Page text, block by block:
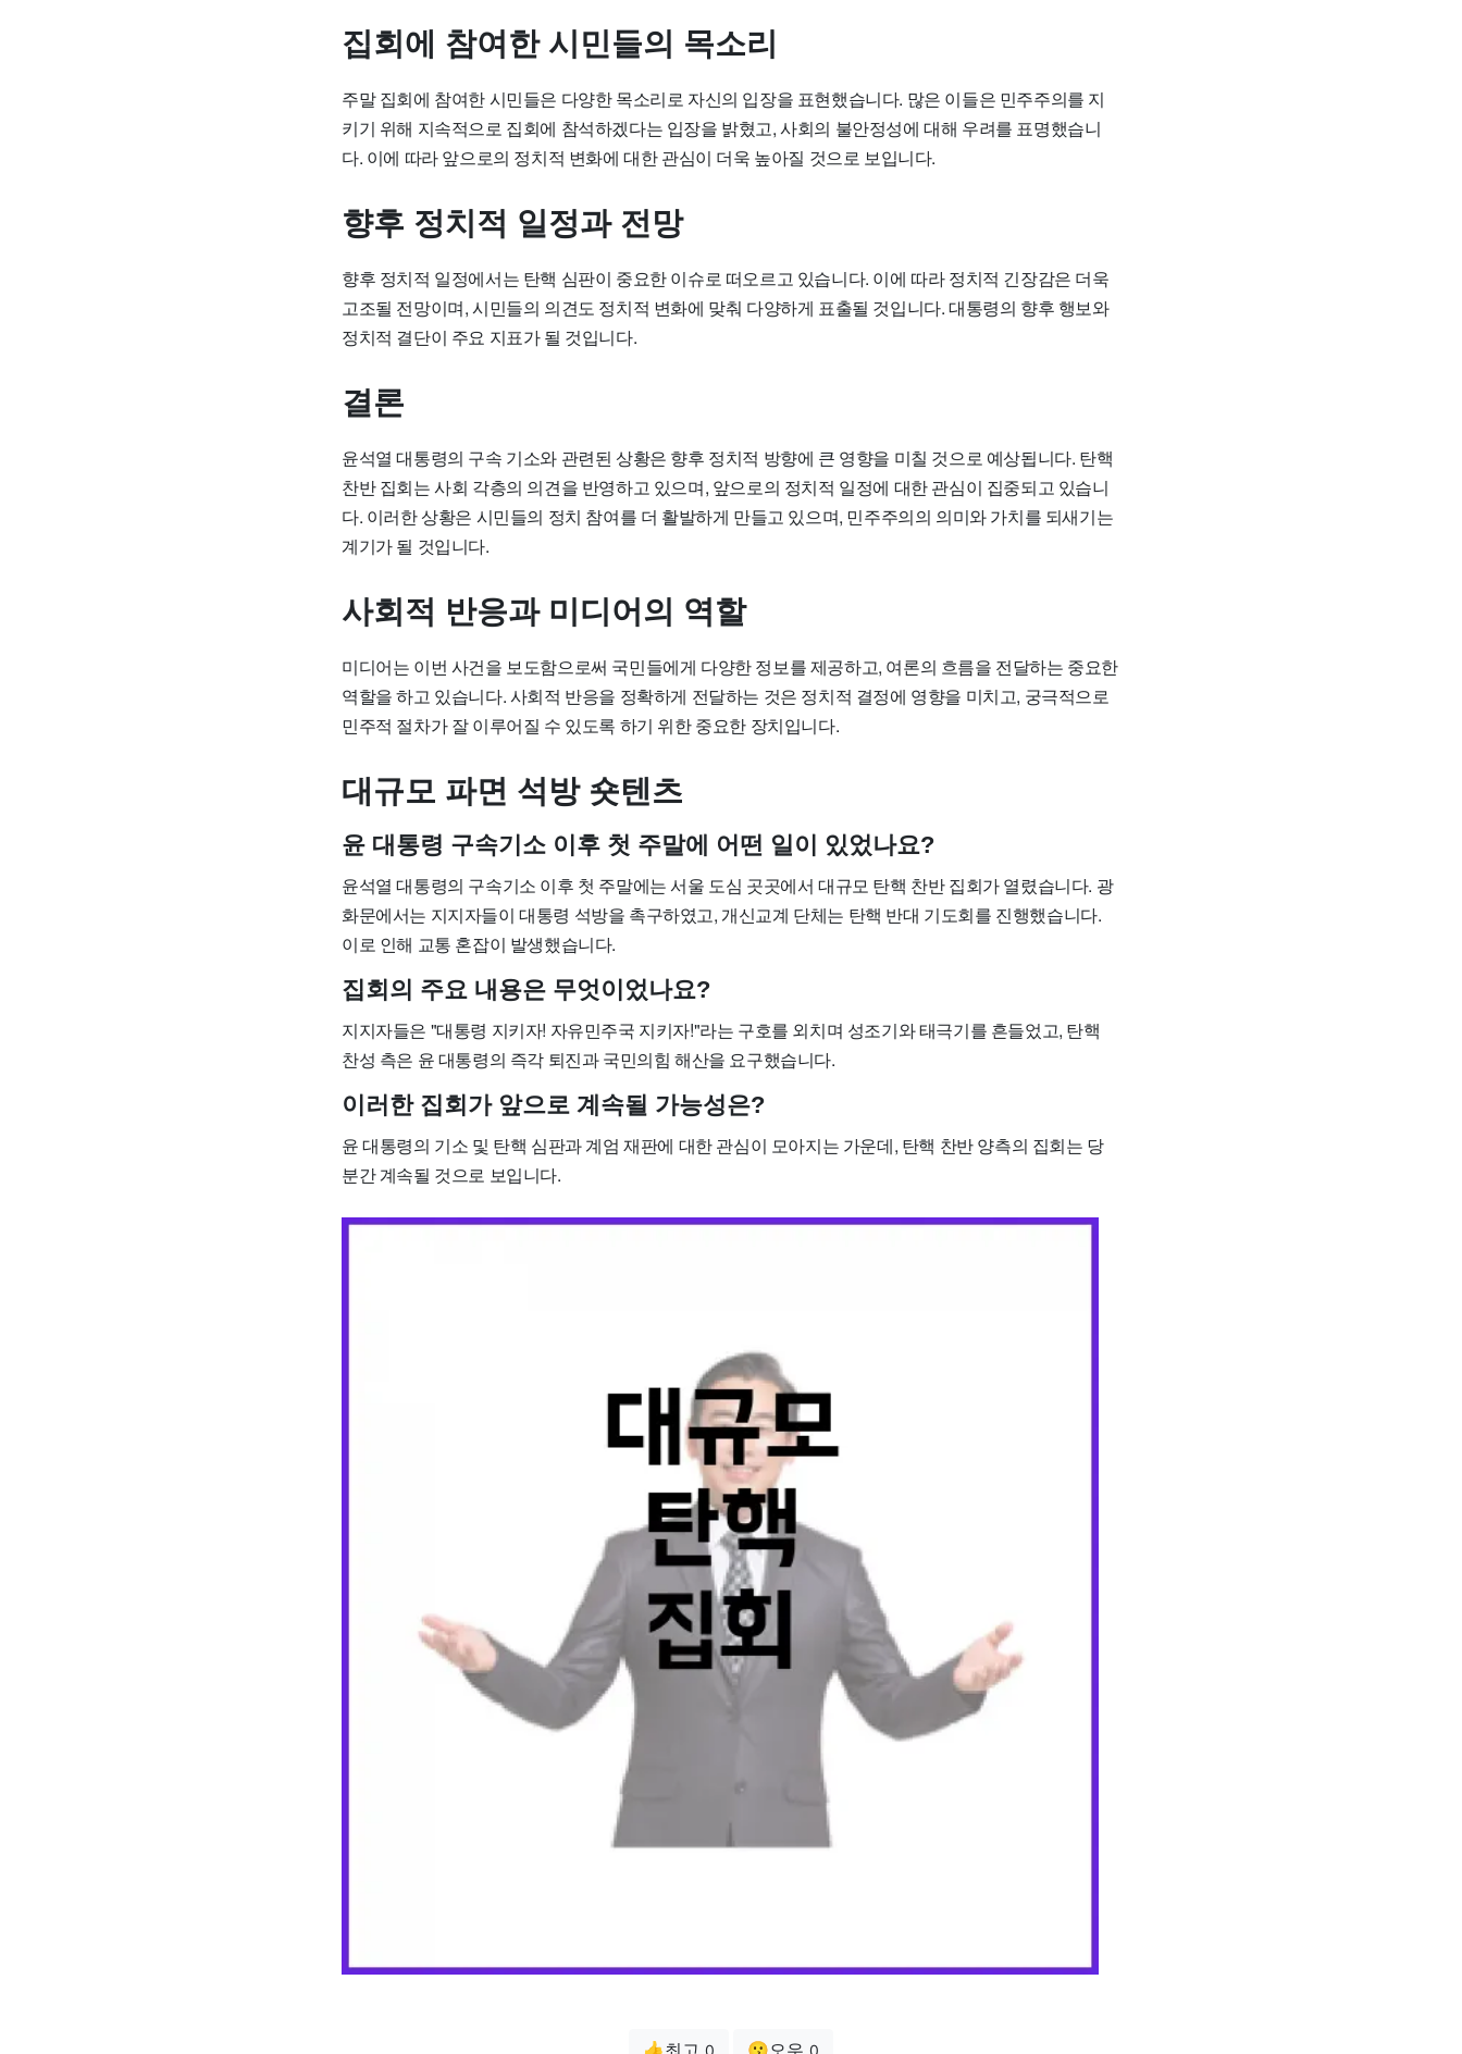
집회에 참여한 시민들의 목소리
주말 집회에 참여한 시민들은 다양한 목소리로 자신의 입장을 표현했습니다. 많은 이들은 민주주의를 지
키기 위해 지속적으로 집회에 참석하겠다는 입장을 밝혔고, 사회의 불안정성에 대해 우려를 표명했습니
다. 이에 따라 앞으로의 정치적 변화에 대한 관심이 더욱 높아질 것으로 보입니다.
향후 정치적 일정과 전망
향후 정치적 일정에서는 탄핵 심판이 중요한 이슈로 떠오르고 있습니다. 이에 따라 정치적 긴장감은 더욱
고조될 전망이며, 시민들의 의견도 정치적 변화에 맞춰 다양하게 표출될 것입니다. 대통령의 향후 행보와
정치적 결단이 주요 지표가 될 것입니다.
결론
윤석열 대통령의 구속 기소와 관련된 상황은 향후 정치적 방향에 큰 영향을 미칠 것으로 예상됩니다. 탄핵
찬반 집회는 사회 각층의 의견을 반영하고 있으며, 앞으로의 정치적 일정에 대한 관심이 집중되고 있습니
다. 이러한 상황은 시민들의 정치 참여를 더 활발하게 만들고 있으며, 민주주의의 의미와 가치를 되새기는
계기가 될 것입니다.
사회적 반응과 미디어의 역할
미디어는 이번 사건을 보도함으로써 국민들에게 다양한 정보를 제공하고, 여론의 흐름을 전달하는 중요한
역할을 하고 있습니다. 사회적 반응을 정확하게 전달하는 것은 정치적 결정에 영향을 미치고, 궁극적으로
민주적 절차가 잘 이루어질 수 있도록 하기 위한 중요한 장치입니다.
대규모 파면 석방 숏텐츠
윤 대통령 구속기소 이후 첫 주말에 어떤 일이 있었나요?
윤석열 대통령의 구속기소 이후 첫 주말에는 서울 도심 곳곳에서 대규모 탄핵 찬반 집회가 열렸습니다. 광
화문에서는 지지자들이 대통령 석방을 촉구하였고, 개신교계 단체는 탄핵 반대 기도회를 진행했습니다.
이로 인해 교통 혼잡이 발생했습니다.
집회의 주요 내용은 무엇이었나요?
지지자들은 "대통령 지키자! 자유민주국 지키자!"라는 구호를 외치며 성조기와 태극기를 흔들었고, 탄핵
찬성 측은 윤 대통령의 즉각 퇴진과 국민의힘 해산을 요구했습니다.
이러한 집회가 앞으로 계속될 가능성은?
윤 대통령의 기소 및 탄핵 심판과 계엄 재판에 대한 관심이 모아지는 가운데, 탄핵 찬반 양측의 집회는 당
분간 계속될 것으로 보입니다.
👍최고 0 😗오우 0